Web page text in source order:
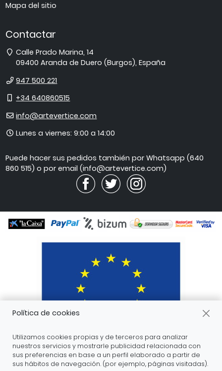
Mapa del sitio
Contactar
Dirección
Calle Prado Marina, 14
09400 Aranda de Duero (Burgos),España
Teléfono
947 500 221
Móvil
+34 640860515
E-
info@artevertice.com
Horario
atención
Lunes a viernes: 9:00 a 14:00
Puede hacer sus pedidos también por Whatsapp (640
860 515) o por email (info@artevertice.com)
Política de cookies
Utilizamos cookies propias y de terceros para analizar
nuestros servicios y mostrarle publicidad relacionada con
sus preferencias en base a un perfil elaborado a partir de
sus hábitos de navegación. (por ejemplo, páginas visitadas).